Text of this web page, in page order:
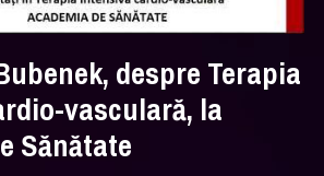
despre Terapia
vasculară, la
Sănătate